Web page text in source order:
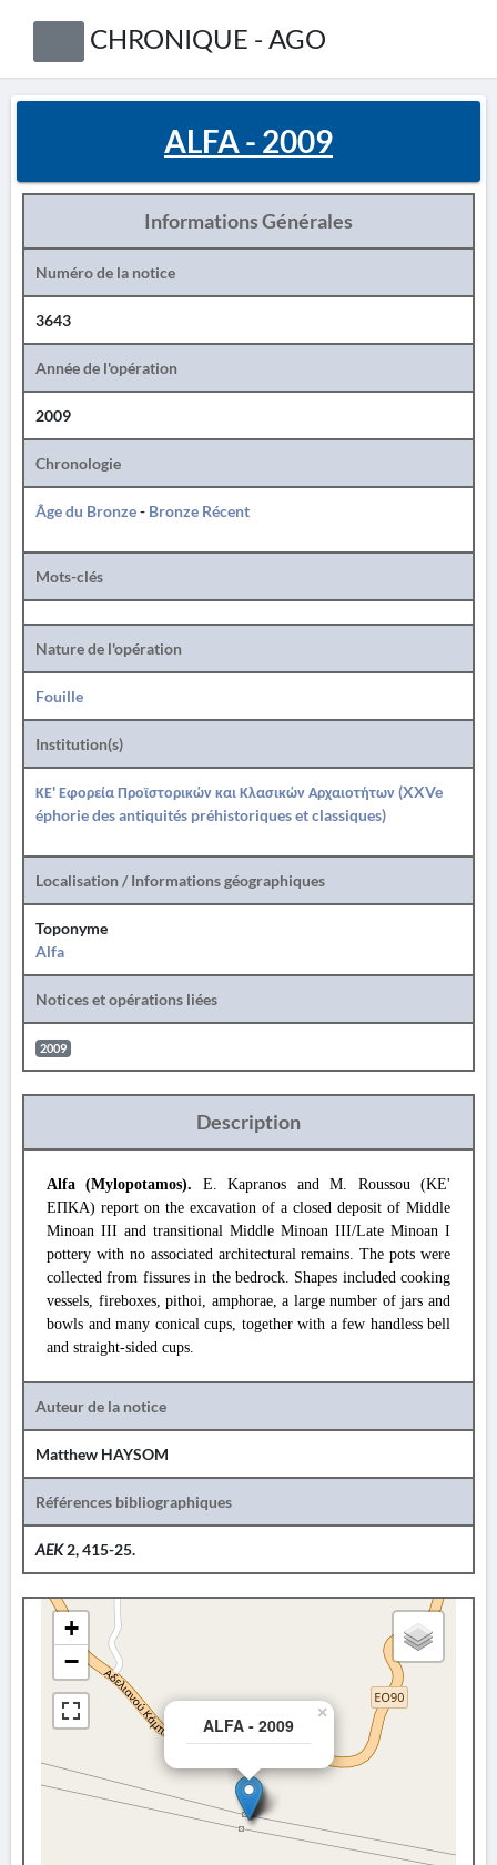
CHRONIQUE - AGO
ALFA - 2009
Informations Générales
Numéro de la notice
3643
Année de l'opération
2009
Chronologie
Âge du Bronze- Bronze Récent
Mots-clés
Nature de l'opération
Fouille
Institution(s)
ΚΕ' Εφορεία Προϊστορικών και Κλασικών Αρχαιοτήτων (XXVe
éphorie des antiquités préhistoriques et classiques)
Localisation / Informations géographiques
Toponyme
Alfa
Notices et opérations liées
2009
Description
Alfa (Mylopotamos). E. Kapranos and M. Roussou (ΚΕ'
ΕΠΚΑ) report on the excavation of a closed deposit of Middle
Minoan III and transitional Middle Minoan III/Late Minoan I
pottery with no associated architectural remains. The pots were
collected from fissures in the bedrock. Shapes included cooking
vessels, fireboxes, pithoi, amphorae, a large number of jars and
bowls and many conical cups, together with a few handless bell
and straight-sided cups.
Auteur de la notice
Matthew HAYSOM
Références bibliographiques
AEK2, 415-25.
ALFA - 2009
×
+
−